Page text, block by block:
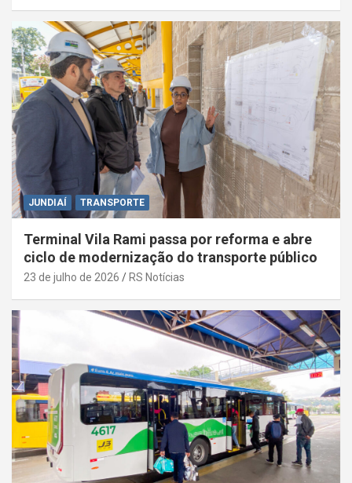
JUNDIAÍ TRANSPORTE
Terminal Vila Rami passa por reforma e abre
ciclo de modernização do transporte público
23 de julho de 2026 RS Notícias